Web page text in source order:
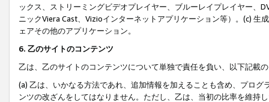
ックス、ストリーミングビデオプレイヤー、ブルーレイプレイヤー、
ニックViera Cast、Vizioインターネットアプリケーション等）。(c)
ェアその他のアプリケーション。
6. 乙のサイトのコンテンツ
乙は、乙のサイトのコンテンツについて単独で責任を負い、以下記載
(a) 乙は、いかなる方法であれ、追加情報を加えることも含め、プロ
ンツの改ざんをしてはなりません。ただし、乙は、当初の比率を維持